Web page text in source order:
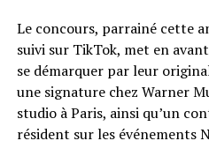
Le concours, parrainé cette
suivi sur TikTok, met en
se démarquer par leur
une signature chez Warner
studio à Paris, ainsi qu’un
résident sur les événements